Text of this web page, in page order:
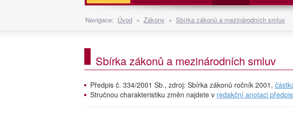
Navigace: Úvod » Zákony » Sbírka zákonů a mezinárodních smluv
Sbírka zákonů a mezinárodních smluv
Předpis č. 334/2001 Sb., zdroj: Sbírka zákonů ročník 2001,
Stručnou charakteristiku změn najdete v redakční anotaci